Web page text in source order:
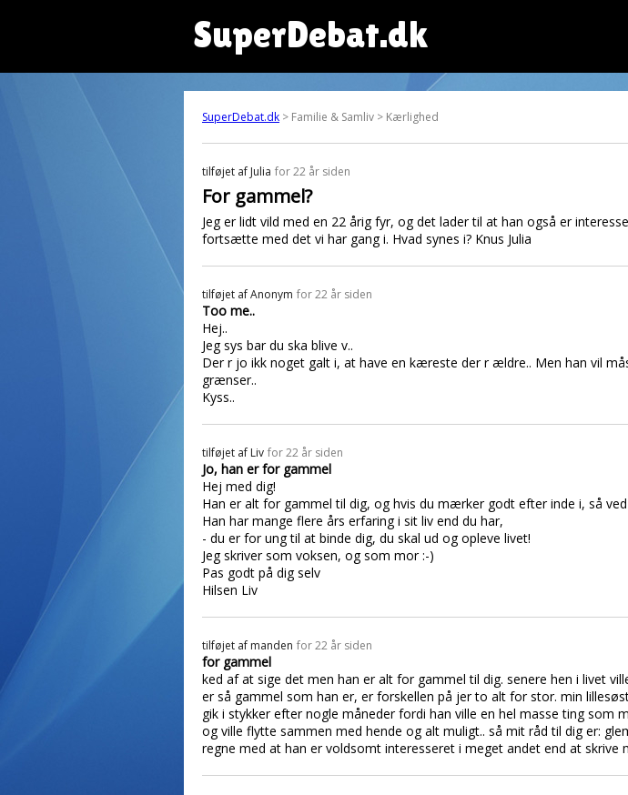
SuperDebat.dk
SuperDebat.dk > Familie & Samliv > Kærlighed
tilføjet af Julia for 22 år siden
For gammel?
Jeg er lidt vild med en 22 årig fyr, og det lader til at han også er
fortsætte med det vi har gang i. Hvad synes i? Knus Julia
tilføjet afAnonym for 22 år siden
Too me..
Hej..
Jeg sys bar du ska blive v..
Der r jo ikk noget galt i, at have en kæreste der r ældre.. Men han vil
grænser..
Kyss..
tilføjet af Liv for 22 år siden
Jo, han er for gammel
Hej med dig!
Han er alt for gammel til dig, og hvis du mærker godt efter inde i, så
Han har mange flere års erfaring i sit liv end du har,
- du er for ung til at binde dig, du skal ud og opleve livet!
Jeg skriver som voksen, og som mor :-)
Pas godt på dig selv
Hilsen Liv
tilføjet af manden for 22 år siden
for gammel
ked af at sige det men han er alt for gammel til dig. senere hen i livet
er så gammel som han er, er forskellen på jer to alt for stor. min
gik i stykker efter nogle måneder fordi han ville en hel masse ting som
og ville flytte sammen med hende og alt muligt.. så mit råd til dig er:
regne med at han er voldsomt interesseret i meget andet end at skrive